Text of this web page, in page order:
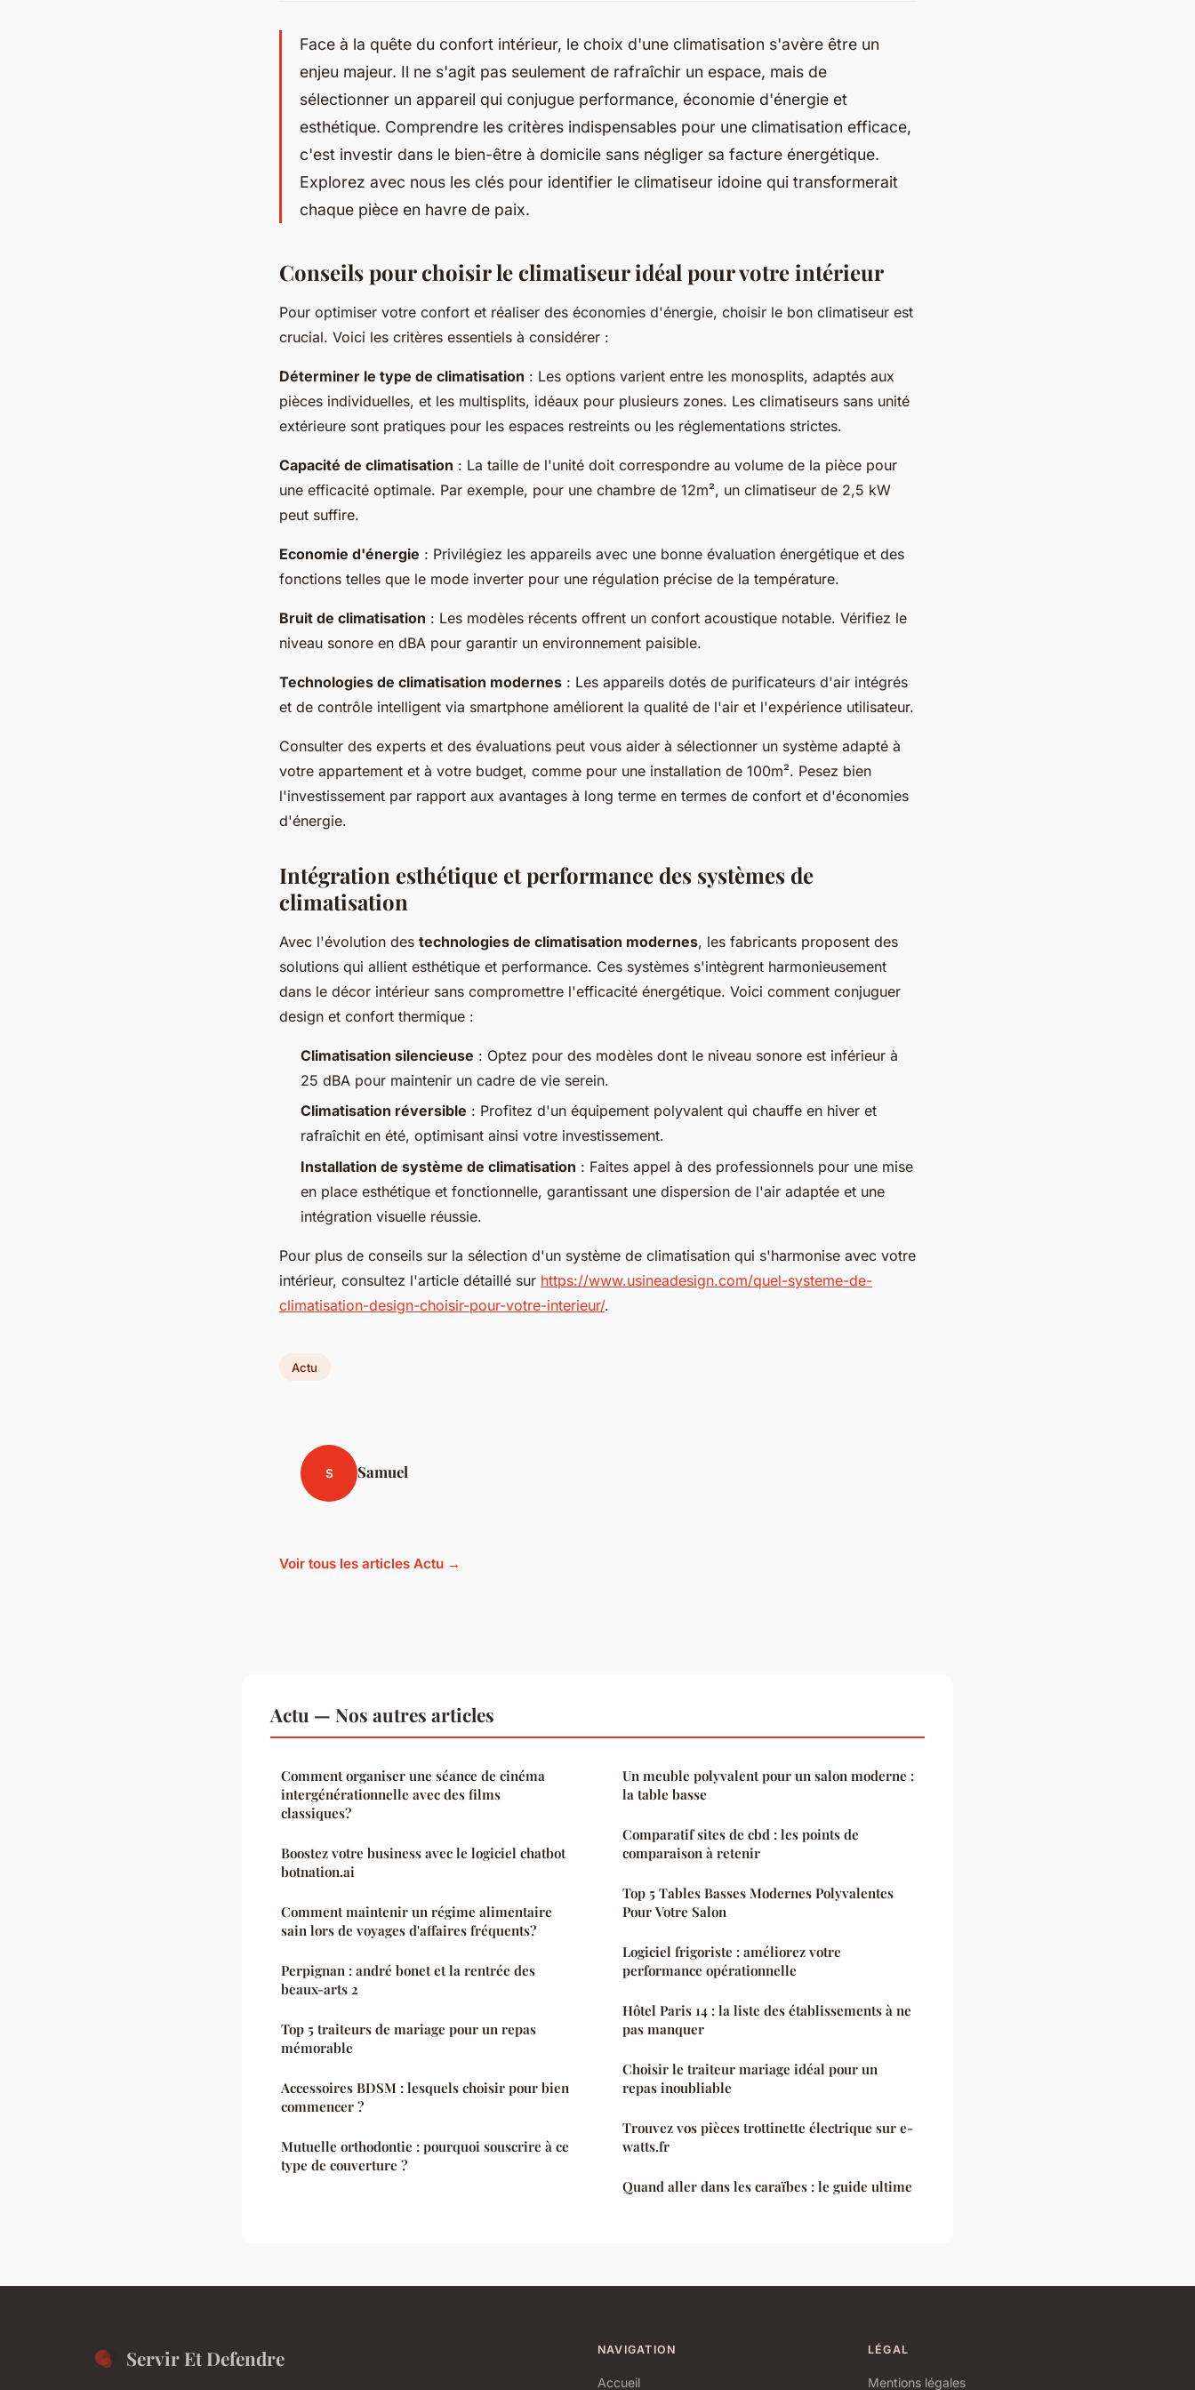
Face à la quête du confort intérieur, le choix d'une climatisation s'avère être un
enjeu majeur. Il ne s'agit pas seulement de rafraîchir un espace, mais de
sélectionner un appareil qui conjugue performance, économie d'énergie et
esthétique. Comprendre les critères indispensables pour une climatisation efficace,
c'est investir dans le bien-être à domicile sans négliger sa facture énergétique.
Explorez avec nous les clés pour identifier le climatiseur idoine qui transformerait
chaque pièce en havre de paix.
Conseils pour choisir le climatiseur idéal pour votre intérieur
Pour optimiser votre confort et réaliser des économies d'énergie, choisir le bon climatiseur est
crucial. Voici les critères essentiels à considérer :
Déterminer le type de climatisation : Les options varient entre les monosplits, adaptés aux
pièces individuelles, et les multisplits, idéaux pour plusieurs zones. Les climatiseurs sans unité
extérieure sont pratiques pour les espaces restreints ou les réglementations strictes.
Capacité de climatisation : La taille de l'unité doit correspondre au volume de la pièce pour
une efficacité optimale. Par exemple, pour une chambre de 12m², un climatiseur de 2,5 kW
peut suffire.
Economie d'énergie : Privilégiez les appareils avec une bonne évaluation énergétique et des
fonctions telles que le mode inverter pour une régulation précise de la température.
Bruit de climatisation : Les modèles récents offrent un confort acoustique notable. Vérifiez le
niveau sonore en dBA pour garantir un environnement paisible.
Technologies de climatisation modernes : Les appareils dotés de purificateurs d'air intégrés
et de contrôle intelligent via smartphone améliorent la qualité de l'air et l'expérience utilisateur.
Consulter des experts et des évaluations peut vous aider à sélectionner un système adapté à
votre appartement et à votre budget, comme pour une installation de 100m². Pesez bien
l'investissement par rapport aux avantages à long terme en termes de confort et d'économies
d'énergie.
Intégration esthétique et performance des systèmes de
climatisation
Avec l'évolution des technologies de climatisation modernes, les fabricants proposent des
solutions qui allient esthétique et performance. Ces systèmes s'intègrent harmonieusement
dans le décor intérieur sans compromettre l'efficacité énergétique. Voici comment conjuguer
design et confort thermique :
Climatisation silencieuse : Optez pour des modèles dont le niveau sonore est inférieur à
25 dBA pour maintenir un cadre de vie serein.
Climatisation réversible : Profitez d'un équipement polyvalent qui chauffe en hiver et
rafraîchit en été, optimisant ainsi votre investissement.
Installation de système de climatisation : Faites appel à des professionnels pour une mise
en place esthétique et fonctionnelle, garantissant une dispersion de l'air adaptée et une
intégration visuelle réussie.
Pour plus de conseils sur la sélection d'un système de climatisation qui s'harmonise avec votre
intérieur, consultez l'article détaillé sur https://www.usineadesign.com/quel-systeme-de-
climatisation-design-choisir-pour-votre-interieur/.
Actu
S Samuel
Voir tous les articles Actu →
Actu — Nos autres articles
Comment organiser une séance de cinéma
intergénérationnelle avec des films
classiques?
Boostez votre business avec le logiciel chatbot
botnation.ai
Comment maintenir un régime alimentaire
sain lors de voyages d'affaires fréquents?
Perpignan : andré bonet et la rentrée des
beaux-arts 2
Top 5 traiteurs de mariage pour un repas
mémorable
Accessoires BDSM : lesquels choisir pour bien
commencer ?
Mutuelle orthodontie : pourquoi souscrire à ce
type de couverture ?
Un meuble polyvalent pour un salon moderne :
la table basse
Comparatif sites de cbd : les points de
comparaison à retenir
Top 5 Tables Basses Modernes Polyvalentes
Pour Votre Salon
Logiciel frigoriste : améliorez votre
performance opérationnelle
Hôtel Paris 14 : la liste des établissements à ne
pas manquer
Choisir le traiteur mariage idéal pour un
repas inoubliable
Trouvez vos pièces trottinette électrique sur e-
watts.fr
Quand aller dans les caraïbes : le guide ultime
Servir Et Defendre NAVIGATION
Accueil
LÉGAL
Mentions légales